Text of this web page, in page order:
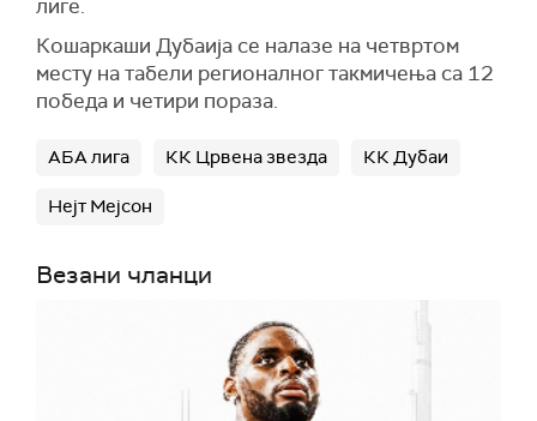
лиге.
Кошаркаши Дубаија се налазе на четвртом
месту на табели регионалног такмичења са 12
победа и четири пораза.
АБА лига КК Црвена звезда КК Дубаи
Нејт Мејсон
Везани чланци